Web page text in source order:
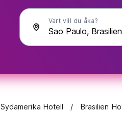
Vart vill du åka?
Sydamerika Hotell Brasilien